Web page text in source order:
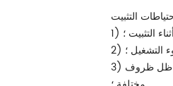
التثبيت
التثبيت ؛
التشغيل ؛
3) أثناء المعايرة ، يجب إجراء اختبارات متعددة المعلمات لاتجاهات وزوايا مختلفة للتأكد من أن الجهاز يتمتع بنفس دقة الوزن في ظل ظروف